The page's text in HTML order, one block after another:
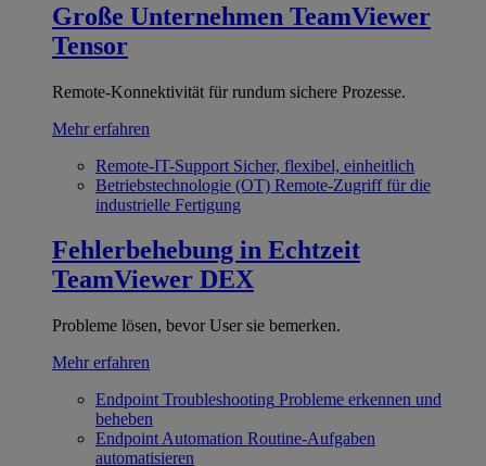
Große Unternehmen TeamViewer
Tensor
Remote-Konnektivität für rundum sichere Prozesse.
Mehr erfahren
Remote-IT-Support Sicher, flexibel, einheitlich
Betriebstechnologie (OT) Remote-Zugriff für die
industrielle Fertigung
Fehlerbehebung in Echtzeit
TeamViewer DEX
Probleme lösen, bevor User sie bemerken.
Mehr erfahren
Endpoint Troubleshooting Probleme erkennen und
beheben
Endpoint Automation Routine-Aufgaben
automatisieren